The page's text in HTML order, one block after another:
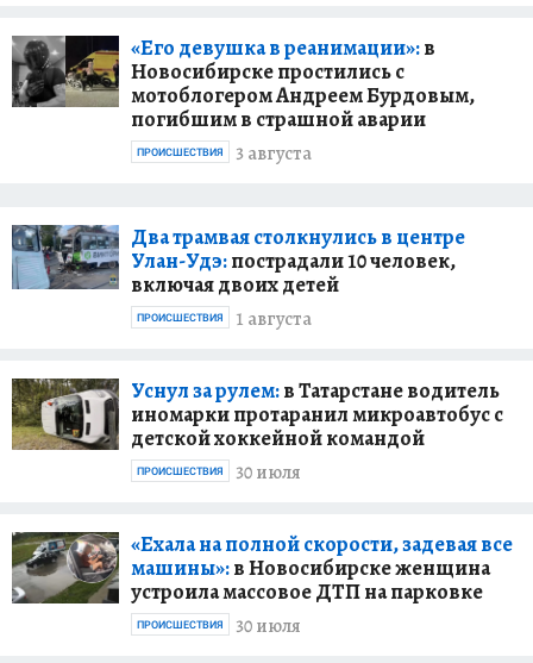
«Его девушка в реанимации»:в
Новосибирске простились с
мотоблогером Андреем Бурдовым,
погибшим в страшной аварии
3 августа
ПРОИСШЕСТВИЯ
Два трамвая столкнулись в центре
Улан-Удэ:пострадали 10 человек,
включая двоих детей
1 августа
ПРОИСШЕСТВИЯ
Уснул за рулем:в Татарстане водитель
иномарки протаранил микроавтобус с
детской хоккейной командой
30 июля
ПРОИСШЕСТВИЯ
«Ехала на полной скорости, задевая все
машины»:в Новосибирске женщина
устроила массовое ДТП на парковке
30 июля
ПРОИСШЕСТВИЯ